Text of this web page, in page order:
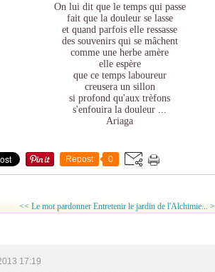
On lui dit que le temps qui passe
fait que la douleur se lasse
et quand parfois elle ressasse
des souvenirs qui se mâchent
comme une herbe amère
elle espère
que ce temps laboureur
creusera un sillon
si profond qu'aux trèfons
s'enfouira la douleur ...
Ariaga
Repost 0
<< Le mot pardonner Entretenir le jardin de l'Alchimie...
17:19